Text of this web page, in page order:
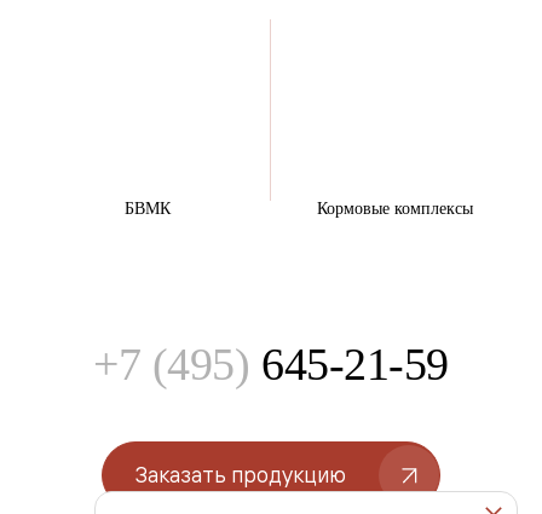
БВМК Кормовые комплексы
+7 (495) 645-21-59
Заказать продукцию